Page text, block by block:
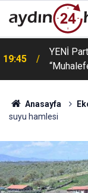
19:45
YENİ
Anasayfa
suyu hamlesi